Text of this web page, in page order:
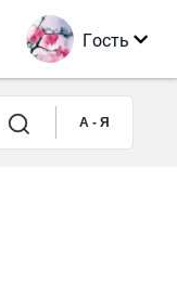
Гость
A - Я